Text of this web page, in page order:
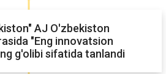
AJ O'zbekiston
"Eng innovatsion
g'olibi sifatida tanlandi